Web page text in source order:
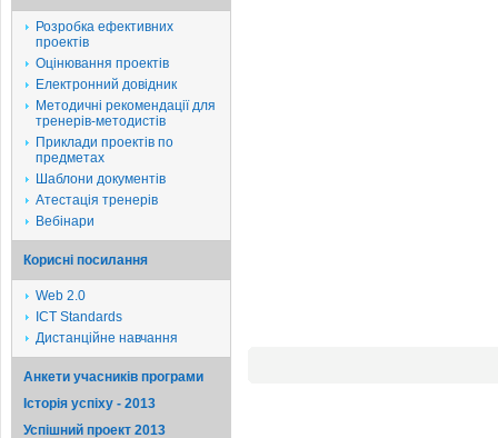
Розробка ефективних
проектів
Оцінювання проектів
Електронний довідник
Методичні рекомендації для
тренерів-методистів
Приклади проектів по
предметах
Шаблони документів
Атестація тренерів
Вебінари
Корисні посилання
Web 2.0
ICT Standards
Дистанційне навчання
Анкети учасників програми
Історія успіху - 2013
Успішний проект 2013